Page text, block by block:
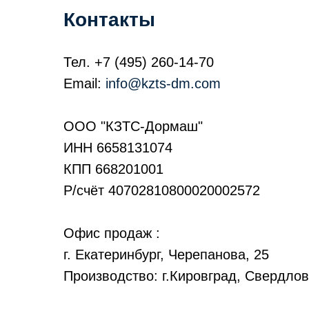
Контакты
Тел. +7 (495) 260-14-70
Email: info@kzts-dm.com
ООО "КЗТС-Дормаш"
ИНН 6658131074
КПП 668201001
Р/счёт 40702810800020002572
Офис продаж :
г. Екатеринбург, Черепанова, 25
Производство: г.Кировград,